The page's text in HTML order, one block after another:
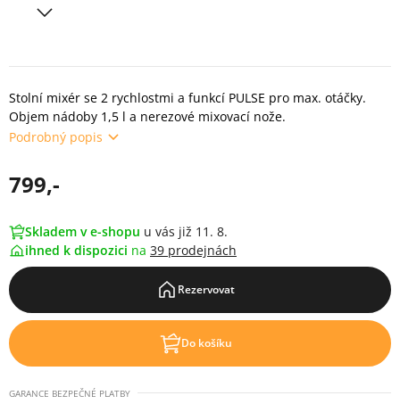
Stolní mixér se 2 rychlostmi a funkcí PULSE pro max. otáčky.
Objem nádoby 1,5 l a nerezové mixovací nože.
Podrobný popis
799,-
Skladem v e-shopu u vás již 11. 8.
ihned k dispozici na 39 prodejnách
Rezervovat
Do košíku
GARANCE BEZPEČNÉ PLATBY